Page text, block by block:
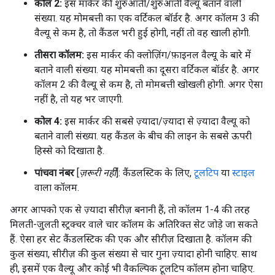
कोल 2: इस मार्कर की शुरुआती/शुरुआती वैल्यू बताने वाली
संख्या. यह मोमबत्ती का एक वर्टिकल बॉर्डर है. अगर कॉलम 3 की
वैल्यू से कम है, तो कैंडल भरी हुई होगी, नहीं तो वह खाली होगी.
तीसरा कॉलम: इस मार्कर की क्लोज़िंग/फ़ाइनल वैल्यू के बारे में
बताने वाली संख्या. यह मोमबत्ती का दूसरा वर्टिकल बॉर्डर है. अगर
कॉलम 2 की वैल्यू से कम है, तो मोमबत्ती खोखली होगी. अगर ऐसा
नहीं है, तो यह भर जाएगी.
कोल 4: इस मार्कर की सबसे ज़्यादा/ज़्यादा से ज़्यादा वैल्यू को
बताने वाली संख्या. यह कैंडल के बीच की लाइन के सबसे ऊपरी
हिस्से को दिखाता है.
पांचवा नंबर [ज़रूरी नहीं]: कैंडलस्टिक के लिए, टूलटिप या स्टाइल
वाला कॉलम.
अगर आपको एक से ज़्यादा सीरीज़ बनानी हैं, तो कॉलम 1-4 की तरह
मिलती-जुलती स्ट्रक्चर वाले चार कॉलम के अतिरिक्त सेट जोड़े जा सकते
हैं. ऐसा हर सेट कैंडलस्टिक की एक और सीरीज़ दिखाता है. कॉलम की
कुल संख्या, सीरीज़ की कुल संख्या से चार गुना ज़्यादा होनी चाहिए. साथ
ही, इसमें एक वैल्यू और कोई भी वैकल्पिक टूलटिप कॉलम होना चाहिए.